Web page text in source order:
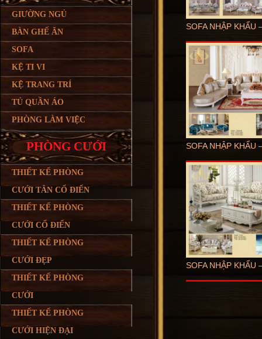
GIƯỜNG NGỦ
BÀN GHẾ ĂN
SOFA
KỆ TI VI
KỆ TRANG TRÍ
TỦ QUẦN ÁO
PHÒNG LÀM VIỆC
PHÒNG CƯỚI
THIẾT KẾ PHÒNG
CƯỚI TÂN CỔ ĐIỂN
THIẾT KẾ PHÒNG
CƯỚI CỔ ĐIỂN
THIẾT KẾ PHÒNG
CƯỚI ĐẸP
THIẾT KẾ PHÒNG
CƯỚI
THIẾT KẾ PHÒNG
CƯỚI HIỆN ĐẠI
SOFA NHẬP KHẨU
SOFA NHẬP KHẨU
SOFA NHẬP KHẨU